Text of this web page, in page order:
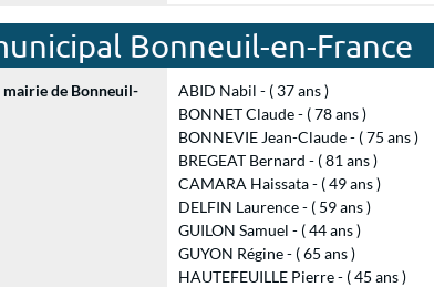
Bonneuil-en-France
mairie de Bonneuil-
ABID Nabil - ( 37 ans )
BONNET Claude - ( 78 ans )
BONNEVIE Jean-Claude - ( 75 ans )
BREGEAT Bernard - ( 81 ans )
CAMARA Haissata - ( 49 ans )
DELFIN Laurence - ( 59 ans )
GUILON Samuel - ( 44 ans )
GUYON Régine - ( 65 ans )
HAUTEFEUILLE Pierre - ( 45 ans )